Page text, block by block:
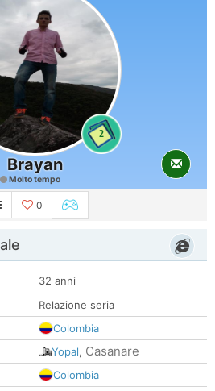
2
Brayan
Molto tempo
0
32 anni
Relazione seria
Colombia
Yopal, Casanare
Colombia